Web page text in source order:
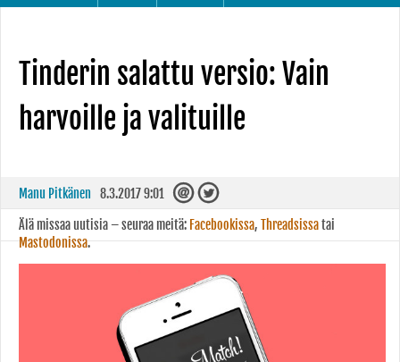
Tinderin salattu versio: Vain
harvoille ja valituille
Manu Pitkänen 8.3.2017 9:01
Älä missaa uutisia – seuraa meitä: Facebookissa, Threadsissatai
Mastodonissa.